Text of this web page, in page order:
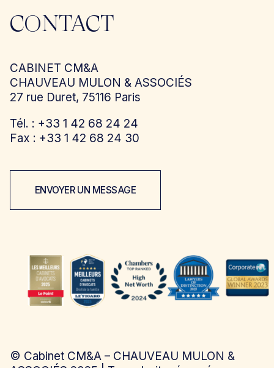
CONTACT
CABINET CM&A
CHAUVEAU MULON & ASSOCIÉS
27 rue Duret, 75116 Paris
Tél. : +33 1 42 68 24 24
Fax : +33 1 42 68 24 30
ENVOYER UN MESSAGE
© Cabinet CM&A – CHAUVEAU MULON &